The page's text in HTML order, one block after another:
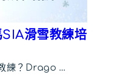
滑雪教練培
練？Drago …